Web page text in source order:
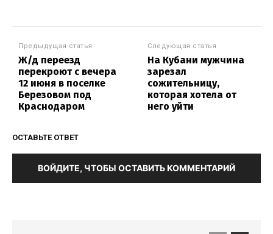
Предыдущая статья
Ж/д переезд
перекроют с вечера
12 июня в поселке
Березовом под
Краснодаром
Следующая статья
На Кубани мужчина
зарезал
сожительницу,
которая хотела от
него уйти
ОСТАВЬТЕ ОТВЕТ
ВОЙДИТЕ, ЧТОБЫ ОСТАВИТЬ КОММЕНТАРИЙ